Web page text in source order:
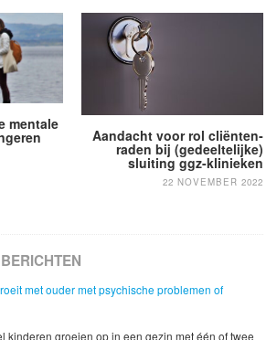
Aandacht voor rol cliënten­
raden bij (gedeel­telij­ke)
sluiting ggz-klinieken
22 NOVEMBER 2022
mentale
met ouder met psychische problemen of
kinderen groeien op in een gezin met één of twee